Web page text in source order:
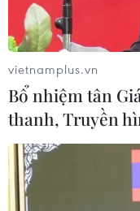
Mỹ tìm cách
cho Quỹ Tiền tệ
08/09/2023 00:42
vietnamplus.vn
Bổ nhiệm tân
thanh, Truyền